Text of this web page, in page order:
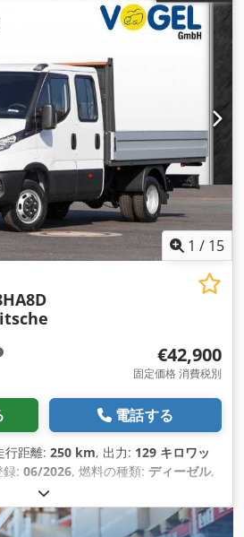
6,704 mm, 全幅:2,059
1,730 mm , 荷室高:1,970
ロック・ブレーキ・システム）, すす
エアコン, エアバッグ, クルーズコント
プ システム, セントラルロック, トラ
ング, フォグランプ, ブルートゥース,
載コンピュータ, 電動ウィンドウ調
制御プログラム (ESP),
1 / 15
€42,900
固定価格 消費税別
電話する
行距離: 250 km, 出力: 129 キロワッ
録: 06/2026, 燃料の種類: ディーゼル,
ラム）
ベース:3,750 mm, 色:白色, 運転席:
ートマチック , 排出クラス:なし, サス